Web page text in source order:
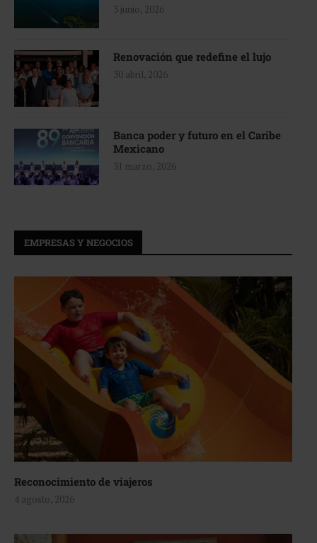
3 junio, 2026
Renovación que redefine el lujo
30 abril, 2026
Banca poder y futuro en el Caribe
Mexicano
31 marzo, 2026
EMPRESAS Y NEGOCIOS
Reconocimiento de viajeros
4 agosto, 2026